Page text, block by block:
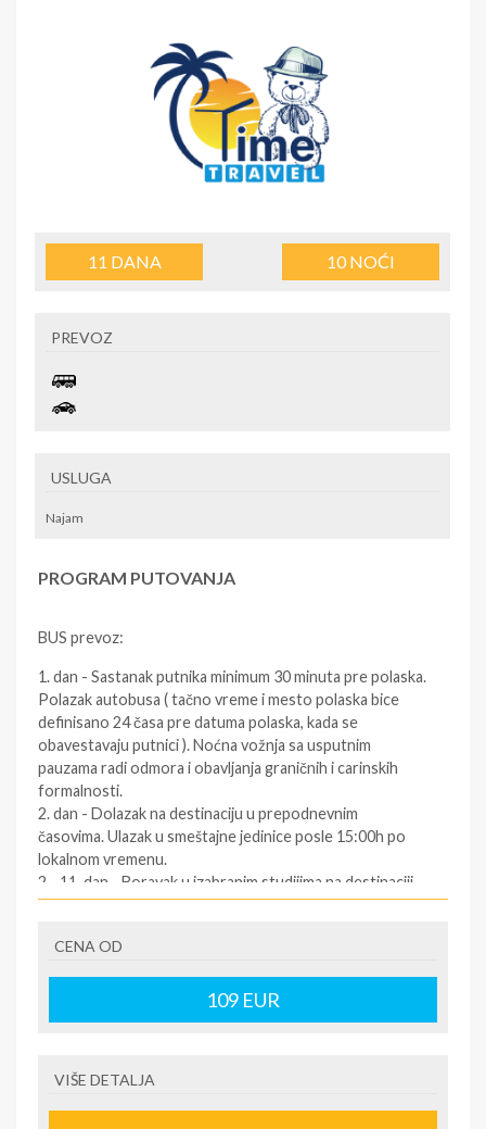
11 DANA 10NOĆI
PREVOZ
USLUGA
Najam
PROGRAM PUTOVANJA
BUS prevoz:
1. dan - Sastanak putnika minimum 30 minuta pre polaska.
Polazak autobusa ( tačno vreme i mesto polaska bice
definisano 24 časa pre datuma polaska, kada se
obavestavaju putnici ). Noćna vožnja sa usputnim
pauzama radi odmora i obavljanja graničnih i carinskih
formalnosti.
2. dan - Dolazak na destinaciju u prepodnevnim
časovima. Ulazak u smeštajne jedinice posle 15:00h po
lokalnom vremenu.
2 - 11. dan - Boravak u izabranim studijima na destinaciji.
12. dan - Napuštanje smeštaja najkasnije do 09:00
po lokalnom vremenu (za tačno vreme povratka
informisati se kod predstavnika agencija dan pre
12/13. dan - Dolazak u Srbiju u ranim jutarnjim časovima.
CENA OD
109 EUR
VIŠE DETALJA